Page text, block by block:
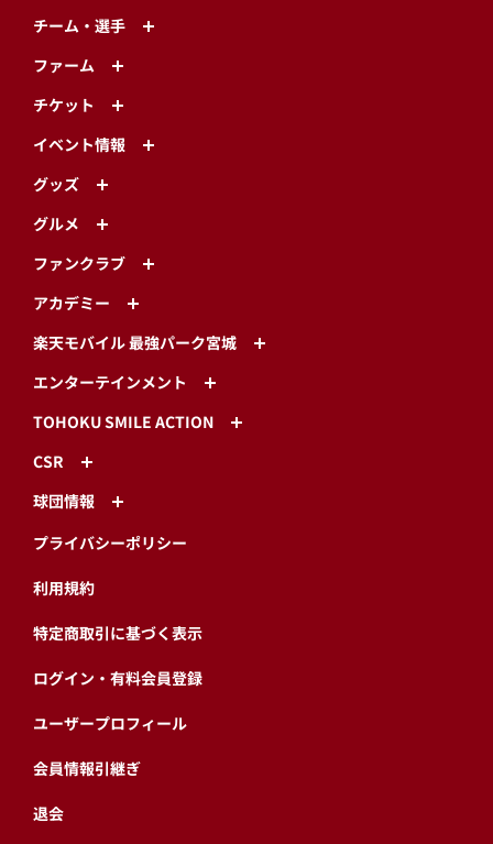
チーム・選手
ファーム
チケット
イベント情報
グッズ
グルメ
ファンクラブ
アカデミー
楽天モバイル 最強パーク宮城
エンターテインメント
TOHOKU SMILE ACTION
CSR
球団情報
プライバシーポリシー
利用規約
特定商取引に基づく表示
ログイン・有料会員登録
ユーザープロフィール
会員情報引継ぎ
退会